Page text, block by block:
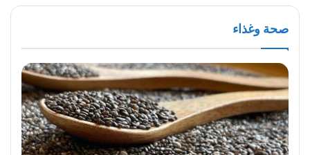
صحة وغذاء